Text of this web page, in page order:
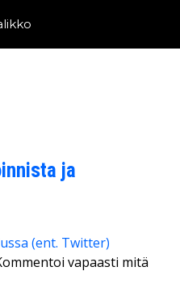
ja
(ent. Twitter)
vapaasti mitä